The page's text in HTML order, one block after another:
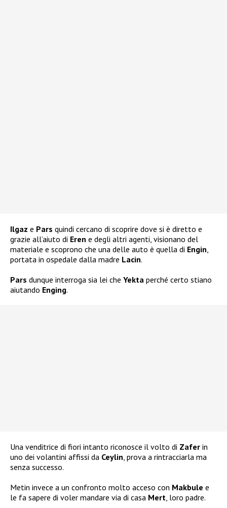
Ilgaz e Pars quindi cercano di scoprire dove si è diretto e
grazie all’aiuto di Eren e degli altri agenti, visionano del
materiale e scoprono che una delle auto è quella di Engin,
portata in ospedale dalla madre Lacin.
Pars dunque interroga sia lei che Yekta perché certo stiano
aiutando Enging.
Una venditrice di fiori intanto riconosce il volto di Zafer in
uno dei volantini affissi da Ceylin, prova a rintracciarla ma
senza successo.
Metin invece a un confronto molto acceso con Makbule e
le fa sapere di voler mandare via di casa Mert, loro padre.